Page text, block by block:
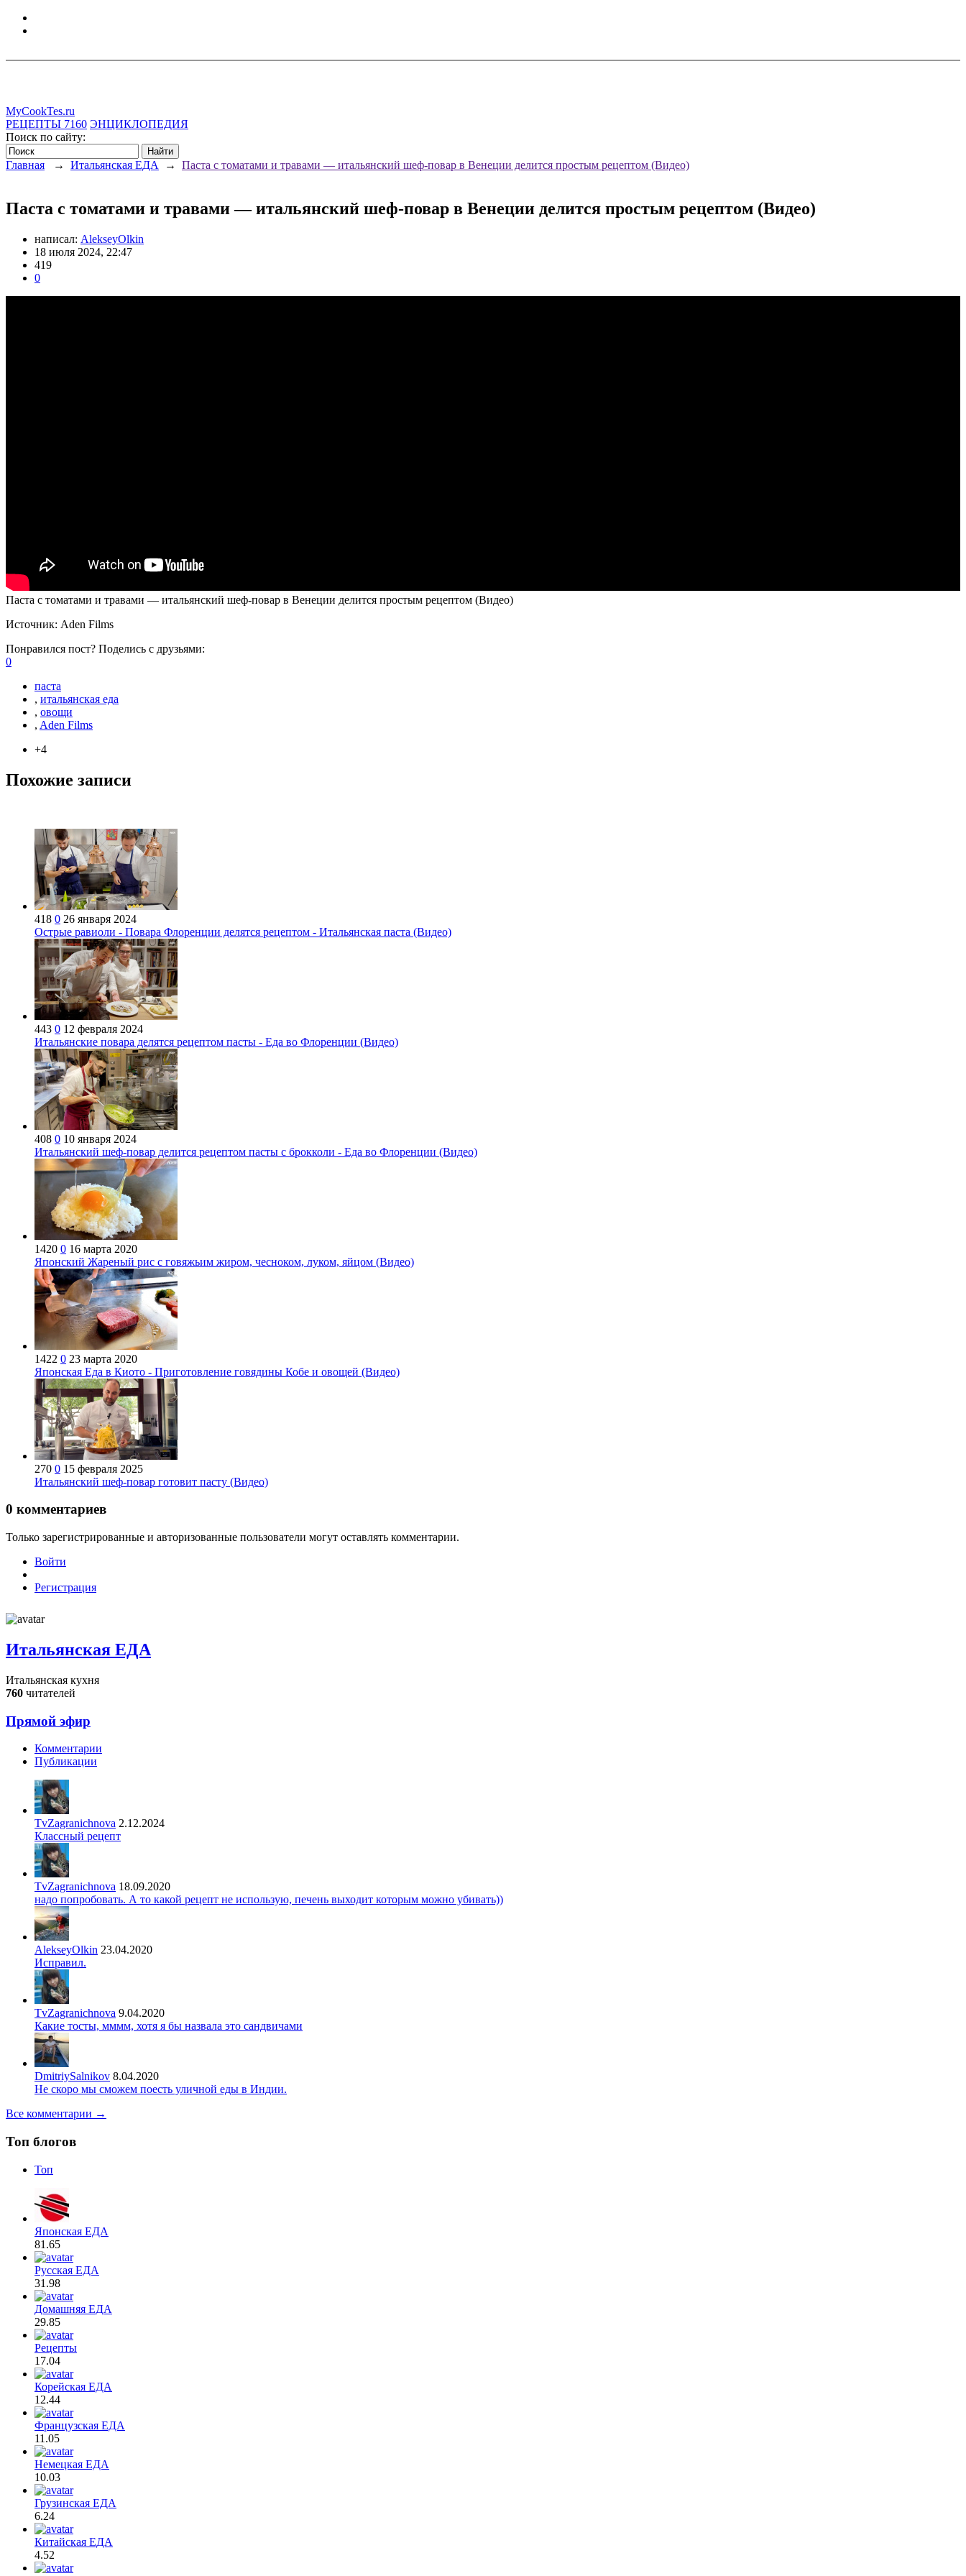
MyCookTes.ru
РЕЦЕПТЫ 7160 ЭНЦИКЛОПЕДИЯ
Поиск по сайту:
Главная → Итальянская ЕДА → Паста с томатами и травами — итальянский шеф-повар в Венеции делится простым рецептом (Видео)
Паста с томатами и травами — итальянский шеф-повар в Венеции делится простым рецептом (Видео)
написал: AlekseyOlkin
18 июля 2024, 22:47
419
0
Паста с томатами и травами — итальянский шеф-повар в Венеции делится простым рецептом (Видео)
Источник: Aden Films
Понравился пост? Поделись с друзьями:
0
паста
, итальянская еда
, овощи
, Aden Films
+4
Похожие записи
418 0 26 января 2024
Острые равиоли - Повара Флоренции делятся рецептом - Итальянская паста (Видео)
443 0 12 февраля 2024
Итальянские повара делятся рецептом пасты - Еда во Флоренции (Видео)
408 0 10 января 2024
Итальянский шеф-повар делится рецептом пасты с брокколи - Еда во Флоренции (Видео)
1420 0 16 марта 2020
Японский Жареный рис с говяжьим жиром, чесноком, луком, яйцом (Видео)
1422 0 23 марта 2020
Японская Еда в Киото - Приготовление говядины Кобе и овощей (Видео)
270 0 15 февраля 2025
Итальянский шеф-повар готовит пасту (Видео)
0 комментариев
Только зарегистрированные и авторизованные пользователи могут оставлять комментарии.
Войти
Регистрация
Итальянская ЕДА
Итальянская кухня
760 читателей
Прямой эфир
Комментарии
Публикации
TvZagranichnova 2.12.2024
Классный рецепт
TvZagranichnova 18.09.2020
надо попробовать. А то какой рецепт не использую, печень выходит которым можно убивать))
AlekseyOlkin 23.04.2020
Исправил.
TvZagranichnova 9.04.2020
Какие тосты, мммм, хотя я бы назвала это сандвичами
DmitriySalnikov 8.04.2020
Не скоро мы сможем поесть уличной еды в Индии.
Все комментарии →
Топ блогов
Топ
Японская ЕДА
81.65
Русская ЕДА
31.98
Домашняя ЕДА
29.85
Рецепты
17.04
Корейская ЕДА
12.44
Французская ЕДА
11.05
Немецкая ЕДА
10.03
Грузинская ЕДА
6.24
Китайская ЕДА
4.52